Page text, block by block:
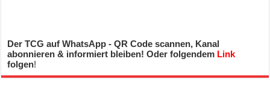
Der TCG auf WhatsApp - QR Code scannen, Kanal
abonnieren & informiert bleiben! Oder folgendem Link
folgen!